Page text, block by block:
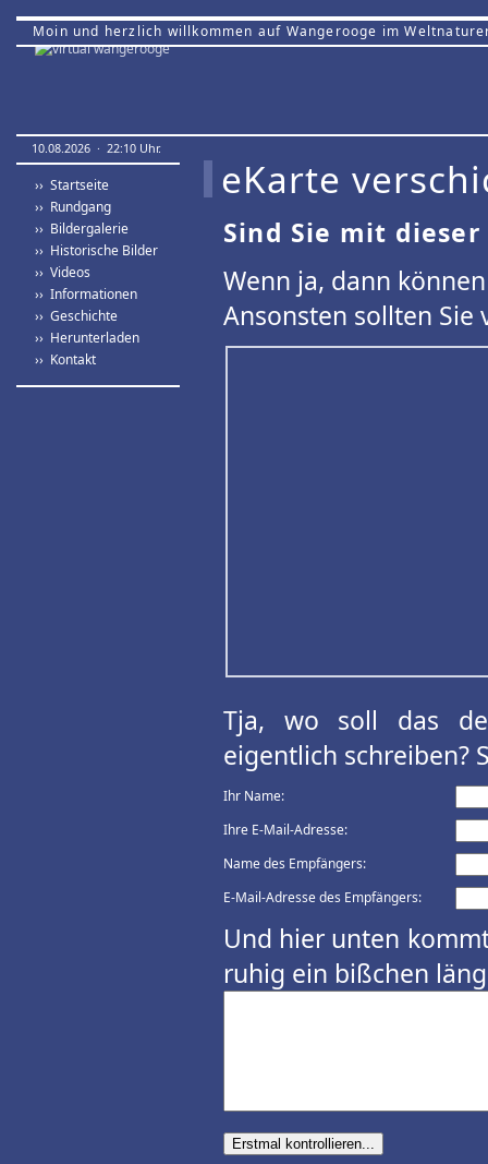
Moin und herzlich willkommen auf Wangerooge im
10.08.2026 · 22:10 Uhr.
›› Startseite
›› Rundgang
›› Bildergalerie
›› Historische Bilder
›› Videos
›› Informationen
›› Geschichte
›› Herunterladen
›› Kontakt
eKarte
Sind Sie mit
Wenn ja, dann
Ansonsten sollten
Tja, wo soll das
eigentlich schreiben?
Ihr Name:
Ihre E-Mail-Adresse:
Name des Empfängers:
E-Mail-Adresse des Empfängers:
Und hier unten
ruhig ein bißchen